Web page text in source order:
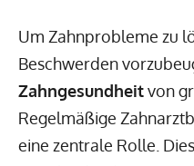
Um Zahnprobleme zu
Beschwerden
Zahngesundheitvon
Regelmäßige
eine zentrale Rolle.